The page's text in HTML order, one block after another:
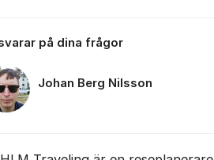
för inlägg/kommentar
på dina frågor
Johan Berg Nilsson